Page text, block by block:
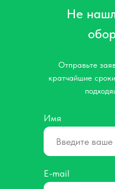
Имя
E-mail
Отправьте
кратчайшие
Не